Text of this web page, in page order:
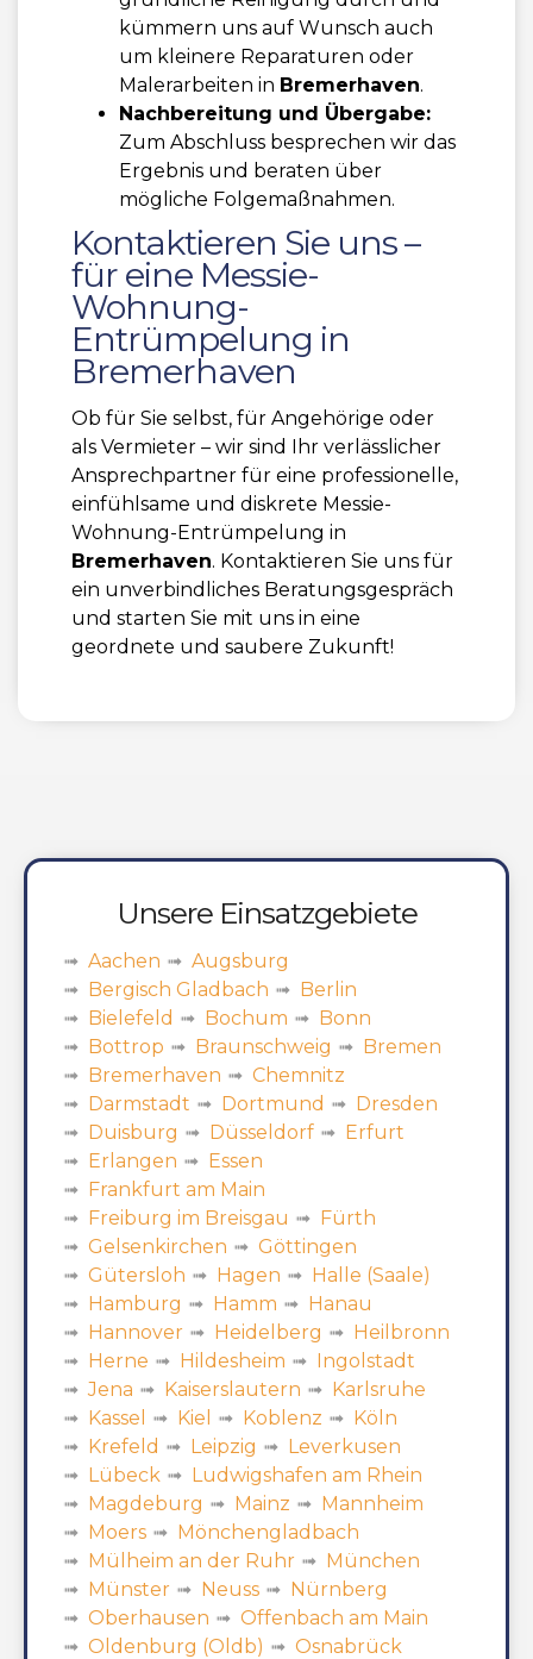
kümmern uns auf Wunsch auch
um kleinere Reparaturen oder
Malerarbeiten in Bremerhaven.
Nachbereitung und Übergabe:
Zum Abschluss besprechen wir das
Ergebnis und beraten über
mögliche Folgemaßnahmen.
Kontaktieren Sie uns –
für eine Messie-
Wohnung-
Entrümpelung in
Bremerhaven
Ob für Sie selbst, für Angehörige oder
als Vermieter – wir sind Ihr verlässlicher
Ansprechpartner für eine professionelle,
einfühlsame und diskrete Messie-
Wohnung-Entrümpelung in
Bremerhaven. Kontaktieren Sie uns für
ein unverbindliches Beratungsgespräch
und starten Sie mit uns in eine
geordnete und saubere Zukunft!
Unsere Einsatzgebiete
Aachen
Augsburg
Bergisch Gladbach
Berlin
Bielefeld
Bochum
Bonn
Bottrop
Braunschweig
Bremen
Bremerhaven
Chemnitz
Darmstadt
Dortmund
Dresden
Duisburg
Düsseldorf
Erfurt
Erlangen
Essen
Frankfurt am Main
Freiburg im Breisgau
Fürth
Gelsenkirchen
Göttingen
Gütersloh
Hagen
Halle (Saale)
Hamburg
Hamm
Hanau
Hannover
Heidelberg
Heilbronn
Herne
Hildesheim
Ingolstadt
Jena
Kaiserslautern
Karlsruhe
Kassel
Kiel Koblenz
Köln
Krefeld
Leipzig
Leverkusen
Lübeck
Ludwigshafen am Rhein
Magdeburg
Mainz
Mannheim
Moers
Mönchengladbach
Mülheim an der Ruhr
München
Münster
Neuss
Nürnberg
Oberhausen
Offenbach am Main
Oldenburg (Oldb)
Osnabrück